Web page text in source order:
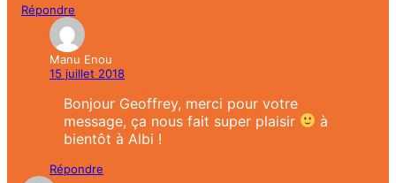
Répondre
Manu Enou
15 juillet 2018
Bonjour Geoffrey, merci pour votre
message, ça nous fait super plaisir
à
bientôt à Albi !
Répondre